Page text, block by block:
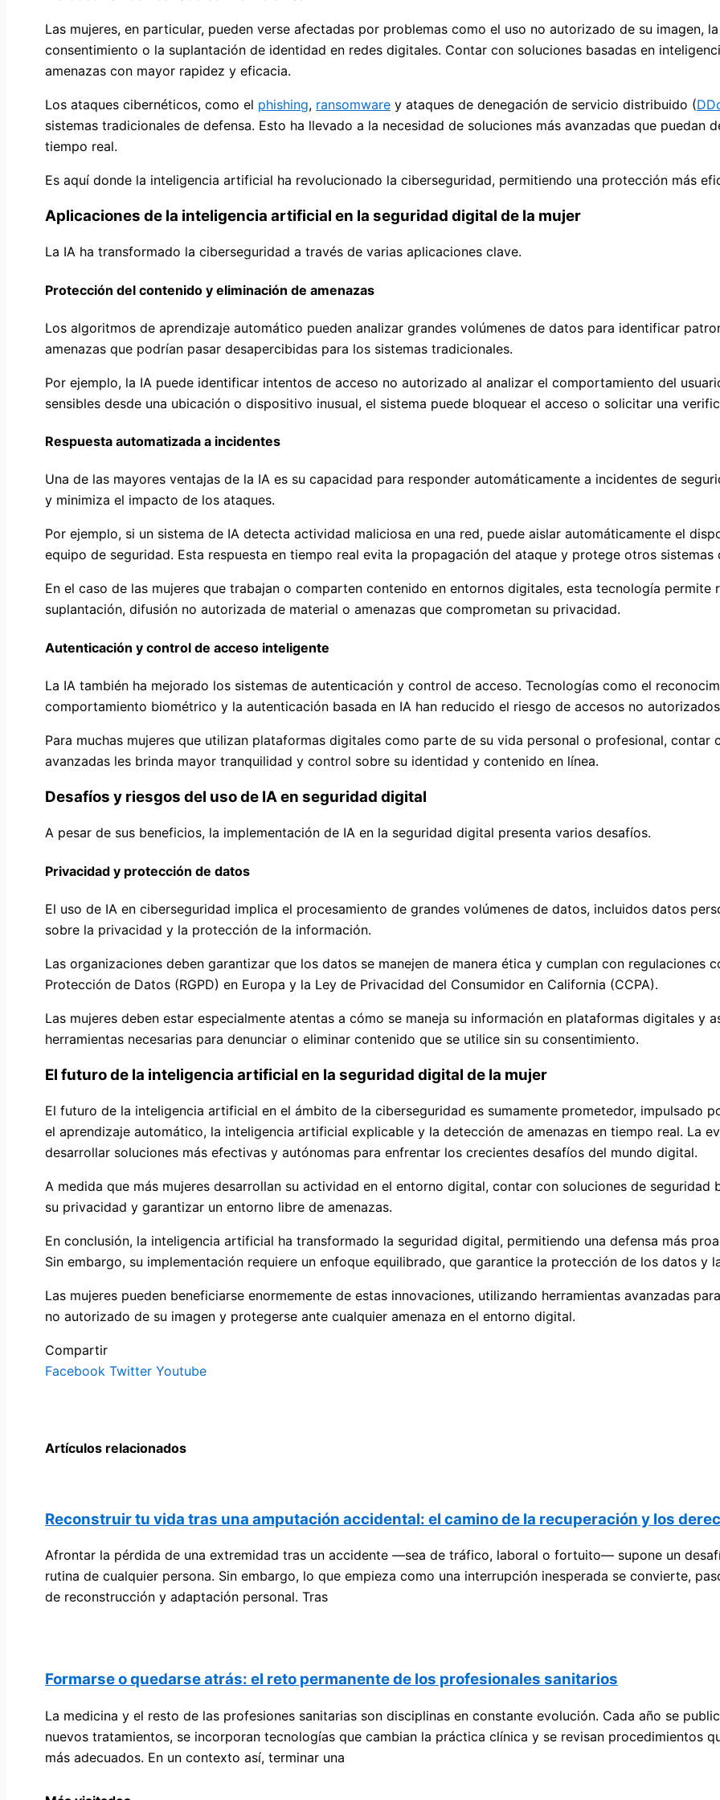
Las mujeres, en particular, pueden verse afectadas por problemas como el uso no autorizado de su imagen,
consentimiento o la suplantación de identidad en redes digitales. Contar con soluciones basadas en
amenazas con mayor rapidez y eficacia.
Los ataques cibernéticos, como el phishing, ransomware y ataques de denegación de servicio distribuido (
sistemas tradicionales de defensa. Esto ha llevado a la necesidad de soluciones más avanzadas que puedan
tiempo real.
Es aquí donde la inteligencia artificial ha revolucionado la ciberseguridad, permitiendo una protección más
Aplicaciones de la inteligencia artificial en la seguridad digital de la mujer
La IA ha transformado la ciberseguridad a través de varias aplicaciones clave.
Protección del contenido y eliminación de amenazas
Los algoritmos de aprendizaje automático pueden analizar grandes volúmenes de datos para identificar
amenazas que podrían pasar desapercibidas para los sistemas tradicionales.
Por ejemplo, la IA puede identificar intentos de acceso no autorizado al analizar el comportamiento del
sensibles desde una ubicación o dispositivo inusual, el sistema puede bloquear el acceso o solicitar una
Respuesta automatizada a incidentes
Una de las mayores ventajas de la IA es su capacidad para responder automáticamente a incidentes de
y minimiza el impacto de los ataques.
Por ejemplo, si un sistema de IA detecta actividad maliciosa en una red, puede aislar automáticamente el
equipo de seguridad. Esta respuesta en tiempo real evita la propagación del ataque y protege otros sistemas
En el caso de las mujeres que trabajan o comparten contenido en entornos digitales, esta tecnología
suplantación, difusión no autorizada de material o amenazas que comprometan su privacidad.
Autenticación y control de acceso inteligente
La IA también ha mejorado los sistemas de autenticación y control de acceso. Tecnologías como el
comportamiento biométrico y la autenticación basada en IA han reducido el riesgo de accesos no
Para muchas mujeres que utilizan plataformas digitales como parte de su vida personal o profesional, contar
avanzadas les brinda mayor tranquilidad y control sobre su identidad y contenido en línea.
Desafíos y riesgos del uso de IA en seguridad digital
A pesar de sus beneficios, la implementación de IA en la seguridad digital presenta varios desafíos.
Privacidad y protección de datos
El uso de IA en ciberseguridad implica el procesamiento de grandes volúmenes de datos, incluidos datos
sobre la privacidad y la protección de la información.
Las organizaciones deben garantizar que los datos se manejen de manera ética y cumplan con regulaciones
Protección de Datos (RGPD) en Europa y la Ley de Privacidad del Consumidor en California (CCPA).
Las mujeres deben estar especialmente atentas a cómo se maneja su información en plataformas digitales y
herramientas necesarias para denunciar o eliminar contenido que se utilice sin su consentimiento.
El futuro de la inteligencia artificial en la seguridad digital de la mujer
El futuro de la inteligencia artificial en el ámbito de la ciberseguridad es sumamente prometedor, impulsado
el aprendizaje automático, la inteligencia artificial explicable y la detección de amenazas en tiempo real. La
desarrollar soluciones más efectivas y autónomas para enfrentar los crecientes desafíos del mundo digital.
A medida que más mujeres desarrollan su actividad en el entorno digital, contar con soluciones de seguridad
su privacidad y garantizar un entorno libre de amenazas.
En conclusión, la inteligencia artificial ha transformado la seguridad digital, permitiendo una defensa más
Sin embargo, su implementación requiere un enfoque equilibrado, que garantice la protección de los datos y
Las mujeres pueden beneficiarse enormemente de estas innovaciones, utilizando herramientas avanzadas
no autorizado de su imagen y protegerse ante cualquier amenaza en el entorno digital.
Compartir
Facebook Twitter Youtube
Artículos relacionados
Reconstruir tu vida tras una amputación accidental: el camino de la recuperación y los
Afrontar la pérdida de una extremidad tras un accidente —sea de tráfico, laboral o fortuito— supone un
rutina de cualquier persona. Sin embargo, lo que empieza como una interrupción inesperada se convierte,
de reconstrucción y adaptación personal. Tras
Formarse o quedarse atrás: el reto permanente de los profesionales sanitarios
La medicina y el resto de las profesiones sanitarias son disciplinas en constante evolución. Cada año se
nuevos tratamientos, se incorporan tecnologías que cambian la práctica clínica y se revisan procedimientos
más adecuados. En un contexto así, terminar una